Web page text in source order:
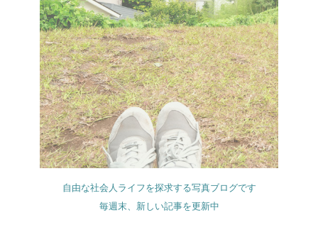
自由な社会人ライフを探求する写真ブログです
毎週末、新しい記事を更新中